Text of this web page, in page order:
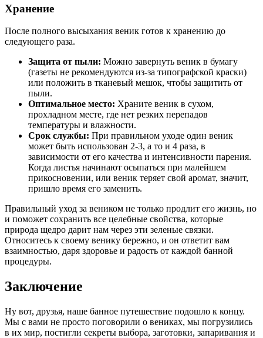
Хранение
После полного высыхания веник готов к хранению до
следующего раза.
Защита от пыли: Можно завернуть веник в бумагу
(газеты не рекомендуются из-за типографской краски)
или положить в тканевый мешок, чтобы защитить от
пыли.
Оптимальное место: Храните веник в сухом,
прохладном месте, где нет резких перепадов
температуры и влажности.
Срок службы: При правильном уходе один веник
может быть использован 2-3, а то и 4 раза, в
зависимости от его качества и интенсивности парения.
Когда листья начинают осыпаться при малейшем
прикосновении, или веник теряет свой аромат, значит,
пришло время его заменить.
Правильный уход за веником не только продлит его жизнь, но
и поможет сохранить все целебные свойства, которые
природа щедро дарит нам через эти зеленые связки.
Относитесь к своему венику бережно, и он ответит вам
взаимностью, даря здоровье и радость от каждой банной
процедуры.
Заключение
Ну вот, друзья, наше банное путешествие подошло к концу.
Мы с вами не просто поговорили о вениках, мы погрузились
в их мир, постигли секреты выбора, заготовки, запаривания и